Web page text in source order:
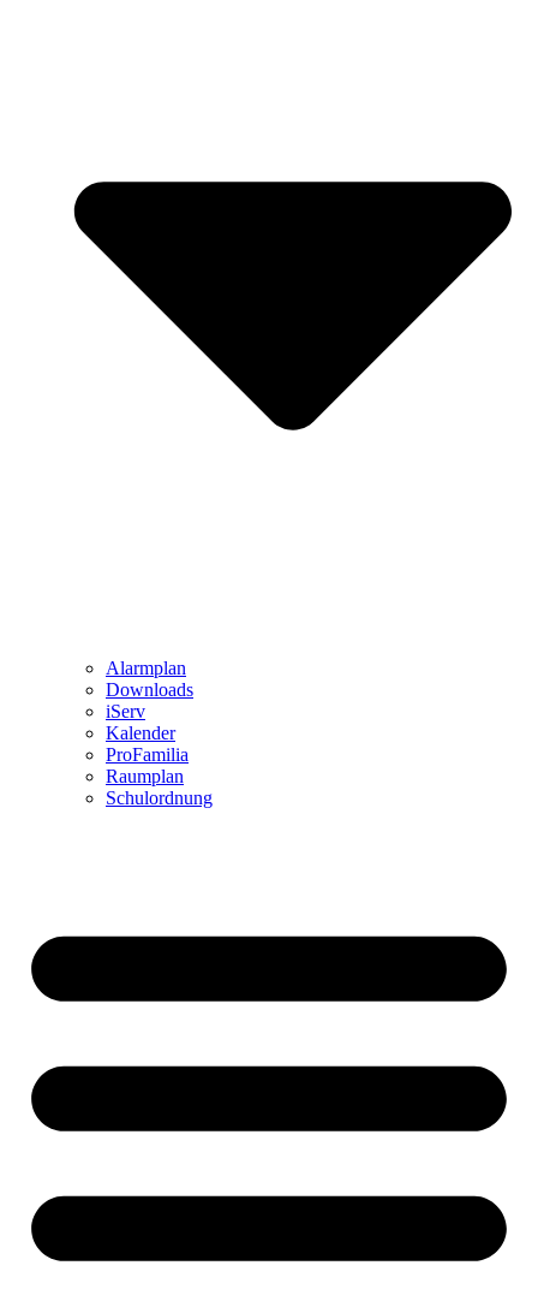
Alarmplan
Downloads
iServ
Kalender
ProFamilia
Raumplan
Schulordnung